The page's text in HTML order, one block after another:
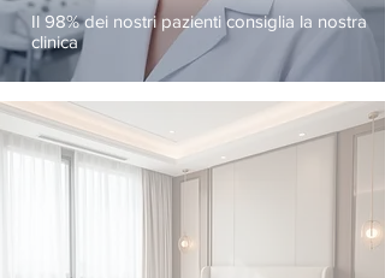
Il 98% dei nostri pazienti consiglia la nostra
clinica